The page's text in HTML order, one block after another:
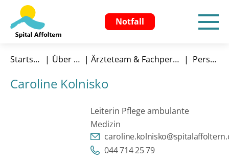
Notfall
Startseite Über uns Ärzteteam & Fachpersonen Person
Caroline Kolnisko
Leiterin Pflege ambulante
Medizin
044 714 25 79